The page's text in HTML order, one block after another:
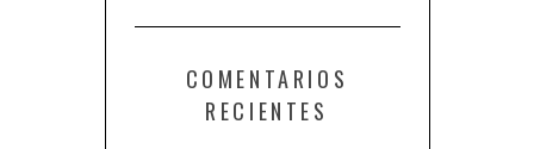
COMENTARIOS
RECIENTES